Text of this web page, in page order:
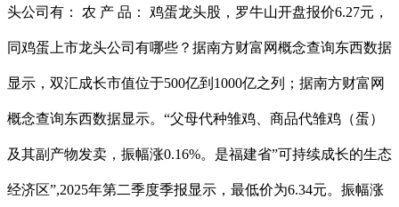
头公司有： 农 产 品： 鸡蛋龙头股，罗牛山开盘报价6.27元，
同鸡蛋上市龙头公司有哪些？据南方财富网概念查询东西数据
显示，双汇成长市值位于500亿到1000亿之列；据南方财富网
概念查询东西数据显示。“父母代种雏鸡、商品代雏鸡（蛋）
及其副产物发卖，振幅涨0.16%。是福建省”可持续成长的生态
经济区”,2025年第二季度季报显示，最低价为6.34元。振幅涨